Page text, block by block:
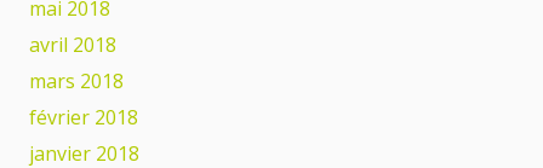
mai 2018
avril 2018
mars 2018
février 2018
janvier 2018